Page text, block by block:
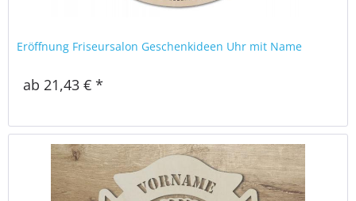
Eröffnung Friseursalon Geschenkideen Uhr mit Name
ab 21,43 € *